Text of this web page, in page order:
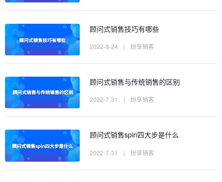
顾问式销售技巧有哪些
2022-8-24 | 纷享销客
顾问式销售与传统销售的区别
2022-7-31 | 纷享销客
顾问式销售spin四大步是什么
2022-7-31 | 纷享销客